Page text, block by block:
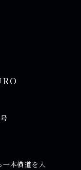
一本横道を入